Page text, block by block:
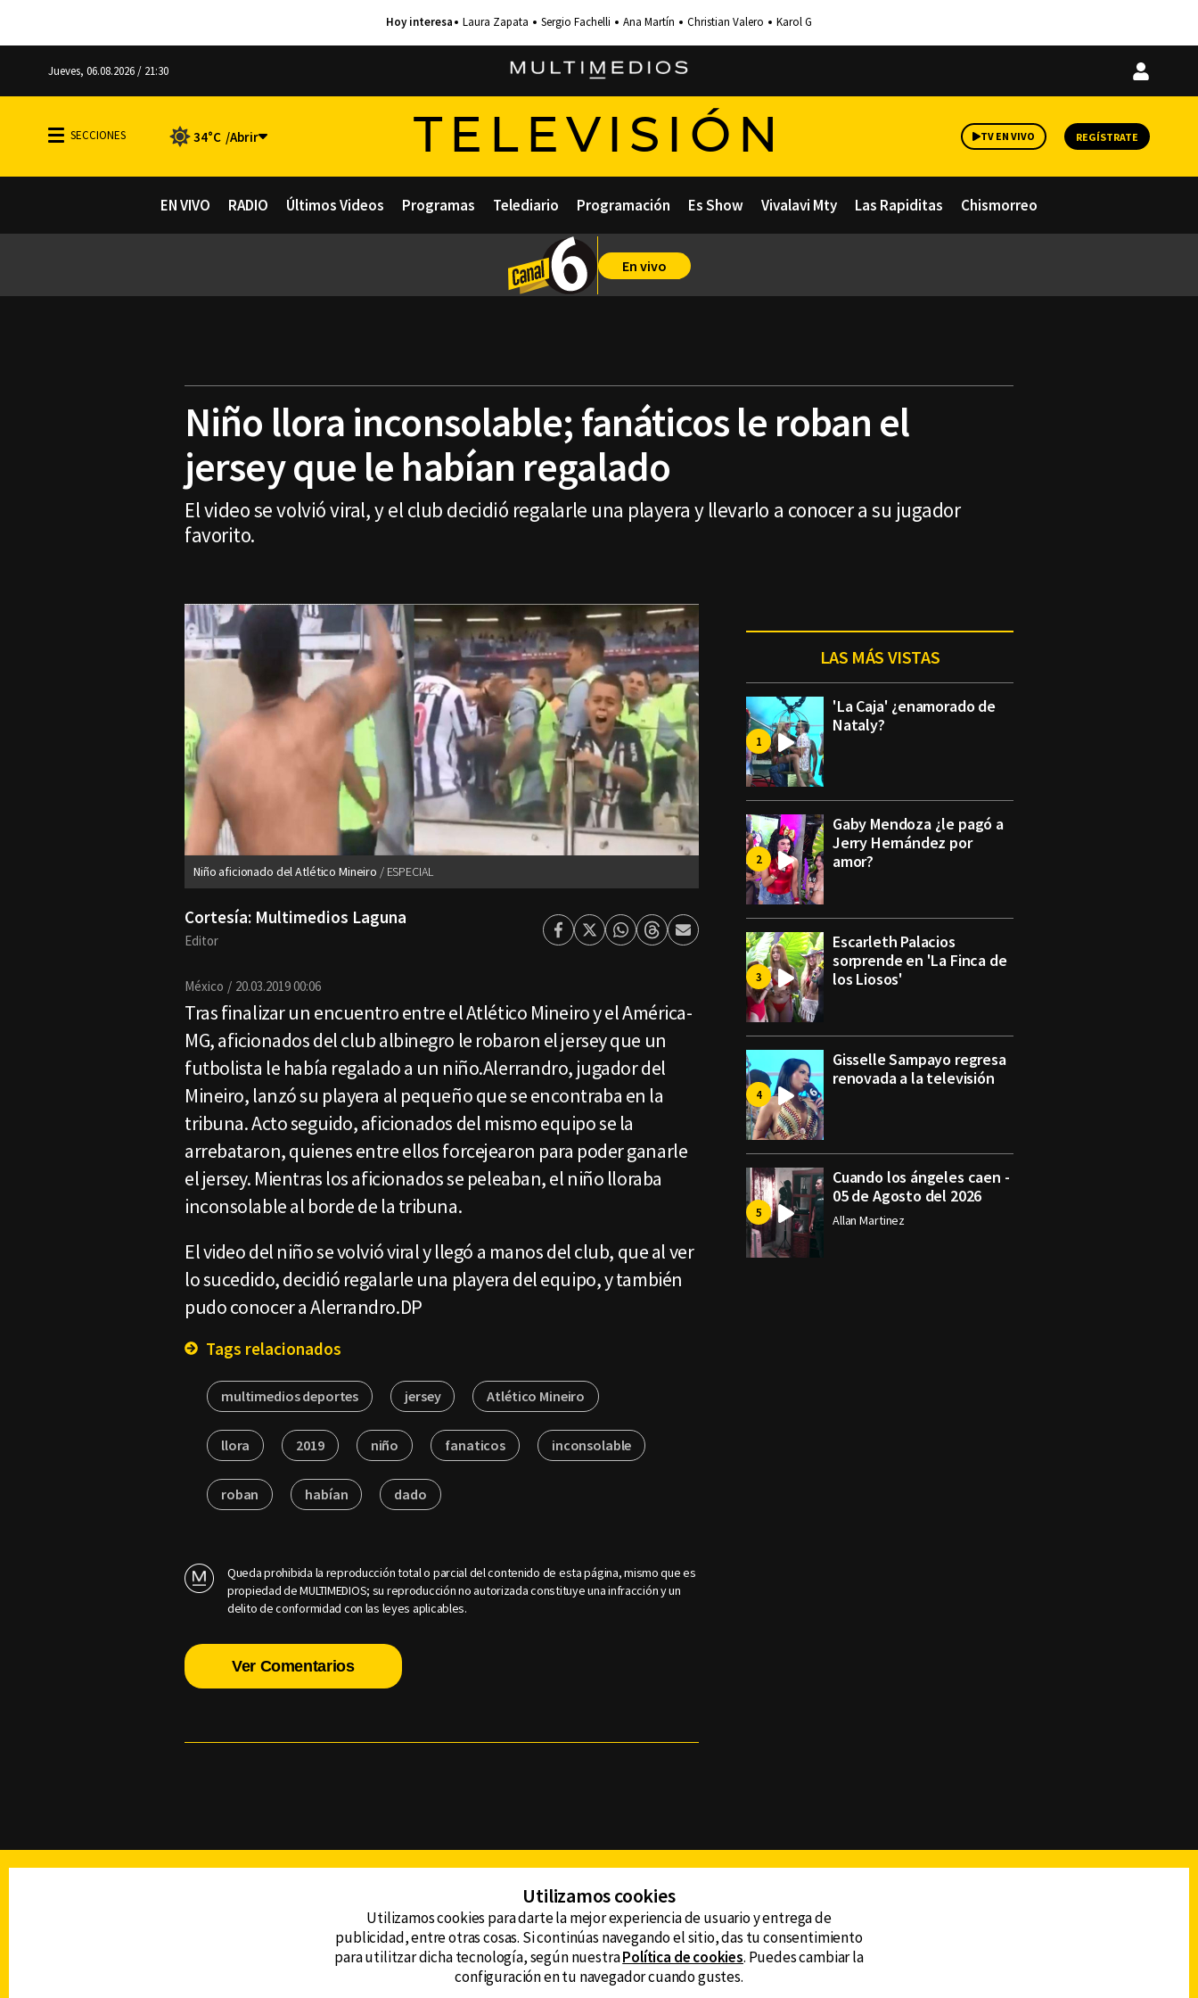
Laura Zapata Sergio Fachelli Ana Martín Christian Valero Karol G
Jueves, 06.08.2026 / 21:30
Iniciar
34°C TELEVISIÓN TV EN VIVO REGÍSTRATE
EN VIVO RADIO Últimos Videos Programas Telediario Programación Es Show Vivalavi Mty Las Rapiditas Chismorreo
En vivo
Niño llora inconsolable; fanáticos le roban el
jersey que le habían regalado
El video se volvió viral, y el club decidió regalarle una playera y llevarlo a conocer a su jugador
favorito.
Niño aficionado del Atlético Mineiro ESPECIAL
Cortesía: Multimedios Laguna
Editor Facebook
TwitterWhatsapp
ThreadsEnviar
México 20.03.2019 00:06
Tras finalizar un encuentro entre el Atlético Mineiro y el América-
MG, aficionados del club albinegro le robaron el jersey que un
futbolista le había regalado a un niño.Alerrandro, jugador del
Mineiro, lanzó su playera al pequeño que se encontraba en la
tribuna. Acto seguido, aficionados del mismo equipo se la
arrebataron, quienes entre ellos forcejearon para poder ganarle
el jersey. Mientras los aficionados se peleaban, el niño lloraba
inconsolable al borde de la tribuna.
El video del niño se volvió viral y llegó a manos del club, que al ver
lo sucedido, decidió regalarle una playera del equipo, y también
pudo conocer a Alerrandro.DP
Tags relacionados
multimedios deportes jersey Atlético Mineiro
llora 2019 niño fanaticos inconsolable
roban habían dado
Queda prohibida la reproducción total o parcial del contenido de esta página, mismo que es
propiedad de MULTIMEDIOS; su reproducción no autorizada constituye una infracción y un
delito de conformidad con las leyes aplicables.
Ver Comentarios
LAS MÁS VISTAS
'La Caja' ¿enamorado de
Nataly?
Gaby Mendoza ¿le pagó a
Jerry Hernández por
amor?
Escarleth Palacios
sorprende en 'La Finca de
los Liosos'
Gisselle Sampayo regresa
renovada a la televisión
Cuando los ángeles caen -
05 de Agosto del 2026
Allan Martinez
DERECHOS RESERVADOS © CANAL 6 2026
Prohibida la reproducción total o parcial, incluyendo
CONTACTO
AVISO DE PRIVACIDAD
AVISO LEGAL
DEFENSORÍA DE LAS AUDIENCIAS
Utilizamos cookies
Utilizamos cookies para darte la mejor experiencia de usuario y entrega de
publicidad, entre otras cosas. Si continúas navegando el sitio, das tu consentimiento
para utilitzar dicha tecnología, según nuestraPolítica de cookies. Puedes cambiar la
configuración en tu navegador cuando gustes.